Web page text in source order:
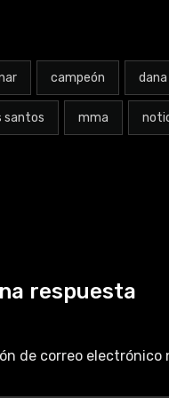
campeón
santos mma
respuesta
de correo electrónico